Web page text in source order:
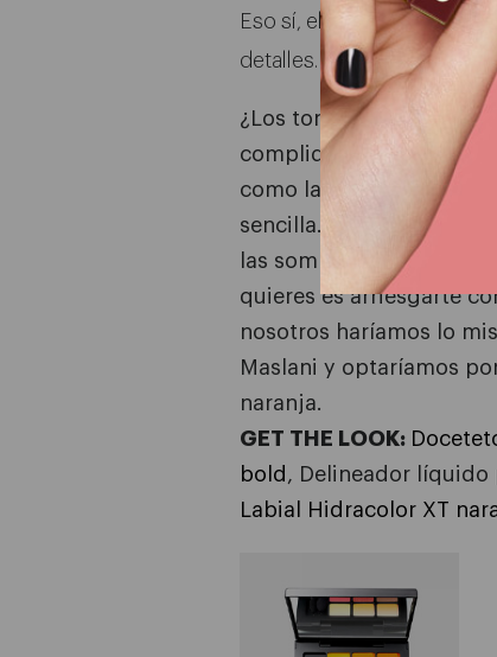
Eso sí, el secreto está en
detalles.
¿Los tonos amarillos son
compliques, consigue
como la de Scarlett
sencilla. Aquí, los
las sombras son tus
quieres es arriesgarte
nosotros haríamos lo
Maslani y optaríamos
naranja.
GET THE LOOK:
bold , Delineador líquido
Labial Hidracolor XT